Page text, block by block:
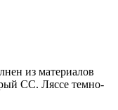
из материалов
СС. Ляссе темно-